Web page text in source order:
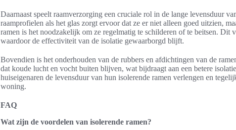
Daarnaast speelt raamverzorging een cruciale rol in de lange levensduur
raamprofielen als het glas zorgt ervoor dat ze er niet alleen goed uitzien,
ramen is het noodzakelijk om ze regelmatig te schilderen of te beitsen. Dit
waardoor de effectiviteit van de isolatie gewaarborgd blijft.
Bovendien is het onderhouden van de rubbers en afdichtingen van de
dat koude lucht en vocht buiten blijven, wat bijdraagt aan een betere
huiseigenaren de levensduur van hun isolerende ramen verlengen en
woning.
FAQ
Wat zijn de voordelen van isolerende ramen?